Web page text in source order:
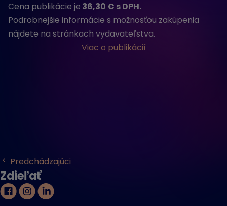
Cena publikácie je 36,30 € s DPH.
Podrobnejšie informácie s možnosťou zakúpenia
nájdete na stránkach vydavateľstva.
Viac o publikácií
Predchádzajúci
Zdieľať